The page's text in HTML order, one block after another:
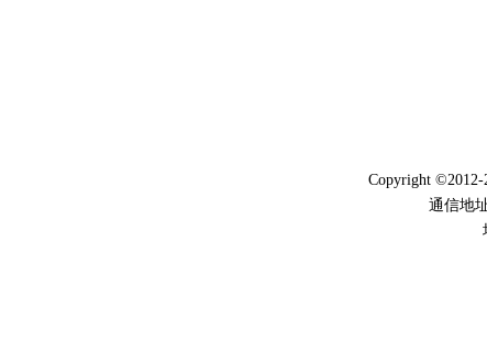
Copyright ©2012-
通信地